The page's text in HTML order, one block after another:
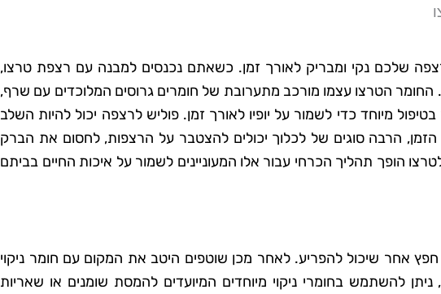
שלכם נקי ומבריק לאורך זמן. כשאתם נכנסים למבנה עם רצפת טרצו,
החומר הטרצו עצמו מורכב מתערובת של חומרים גרוסים המלוכדים עם שרף,
מיוחד כדי לשמור על יופיו לאורך זמן. פוליש לרצפה יכול להיות השלב
הרבה סוגים של לכלוך יכולים להצטבר על הרצפות, לחסום את הברק
הופך תהליך הכרחי עבור אלו המעוניינים לשמור על איכות החיים בביתם
אחר שיכול להפריע. לאחר מכן שוטפים היטב את המקום עם חומר ניקוי
להשתמש בחומרי ניקוי מיוחדים המיועדים להמסת שומנים או שאריות